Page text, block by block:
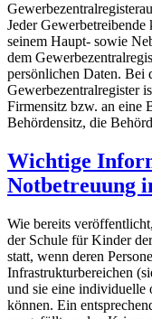
Jeder
seinem Haupt- sowie
dem
persönlichen Daten. Bei
Gewerbezentralregister
Firmensitz bzw. an eine
Behördensitz, die
Wichtige
Notbetreuung
Wie bereits
der Schule für Kinder
statt, wenn deren
Infrastrukturbereichen
und sie eine individuelle
können. Ein